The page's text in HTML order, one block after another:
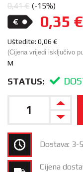
0,41€ (-15%)
0,35 €
Uštedite: 0,06 €
(Cijena vrijedi isključivo
M
STATUS:
Dostava: 3-
Cijena